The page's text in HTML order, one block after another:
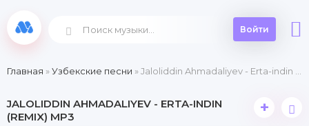
Войти
Главная »Узбекские песни » Jaloliddin Ahmadaliyev - Erta-indin (Remix)
JALOLIDDIN AHMADALIYEV - ERTA-INDIN
(REMIX) MP3
+